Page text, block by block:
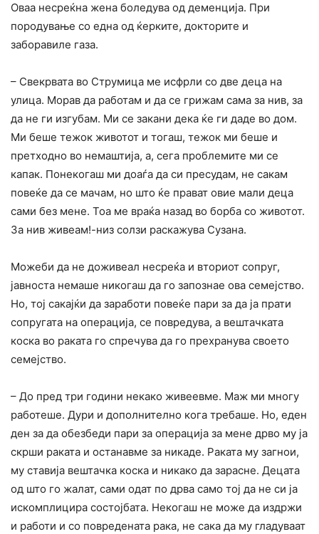
Оваа несреќна жена боледува од деменција. При
породување со една од ќерките, докторите и
заборавиле газа.
– Свекрвата во Струмица ме исфрли со две деца на
улица. Морав да работам и да се грижам сама за нив, за
да не ги изгубам. Ми се закани дека ќе ги даде во дом.
Ми беше тежок животот и тогаш, тежок ми беше и
претходно во немаштија, а, сега проблемите ми се
капак. Понекогаш ми доаѓа да си пресудам, не сакам
повеќе да се мачам, но што ќе прават овие мали деца
сами без мене. Тоа ме враќа назад во борба со животот.
За нив живеам!-низ солзи раскажува Сузана.
Можеби да не доживеал несреќа и вториот сопруг,
јавноста немаше никогаш да го запознае ова семејство.
Но, тој сакајќи да заработи повеќе пари за да ја прати
сопругата на операција, се повредува, а вештачката
коска во раката го спречува да го прехранува своето
семејство.
– До пред три години некако живеевме. Маж ми многу
работеше. Дури и дополнително кога требаше. Но, еден
ден за да обезбеди пари за операција за мене дрво му ја
скрши раката и останавме за никаде. Раката му загнои,
му ставија вештачка коска и никако да зарасне. Децата
од што го жалат, сами одат по дрва само тој да не си ја
искомплицира состојбата. Некогаш не може да издржи
и работи и со повредената рака, не сака да му гладуваат